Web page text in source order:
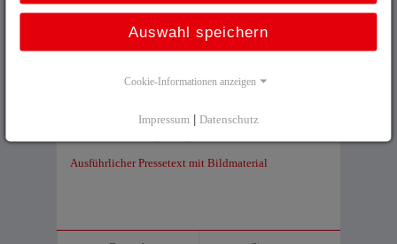
Für Maschinen, die mehr leisten müssen
Ob in der Extrusion, beim Spritzguss oder in anderen
Bereichen des Maschinenbaus – der LMR(P)H46 bringt
Wegmessung mit hoher Dynamik und Genauigkeit
Integration machen ihn zum verlässlichen Partner in
Ausführlicher Pressetext mit Bildmaterial
Auswahl speichern
Cookie-Informationen anzeigen
Impressum | Datenschutz